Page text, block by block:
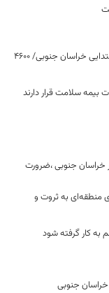
تقدیر مقام عالی وزارت از عملکرد جهادی معاونت آموزش ابتدایی خراسان جنوبی/ ۴۶۰۰
خراسان جنوبی ،ضرورت
منطقه‌ای به ثروت و
به کار گرفته شود